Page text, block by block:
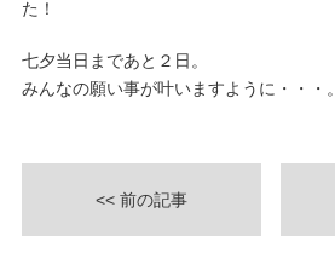
た！
七夕当日まであと２日。
みんなの願い事が叶いますように・・・。
<< 前の記事